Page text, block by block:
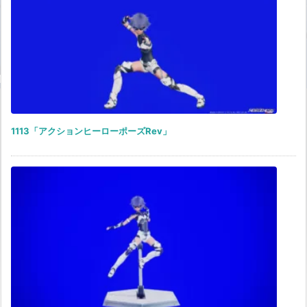
1113「アクションヒーローポーズRev」